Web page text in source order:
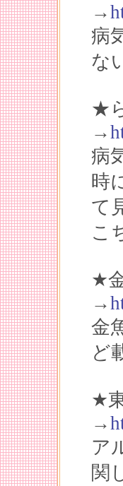
→
病
な
★
→
病
時
て
こ
★
→
金
ど
★
→
ア
関